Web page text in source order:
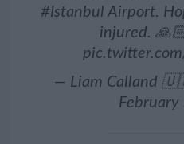
#Istanbul Airport.
injured.
— Liam Calland